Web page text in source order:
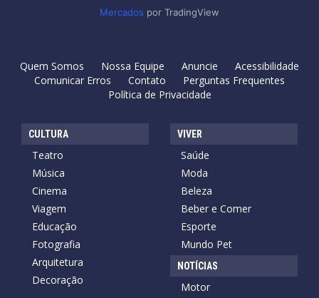
Mercados por TradingView
Quem Somos Nossa Equipe Anuncie
Acessibilidade
Comunicar Erros
Contato
Perguntas Frequentes
Política de Privacidade
CULTURA
Teatro
Música
Cinema
Viagem
Educação
Fotografia
Arquitetura
Decoração
VIVER
Saúde
Moda
Beleza
Beber e Comer
Esporte
Mundo Pet
NOTÍCIAS
Motor